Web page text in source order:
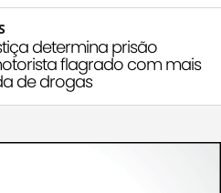
determina prisão
flagrado com mais
de drogas